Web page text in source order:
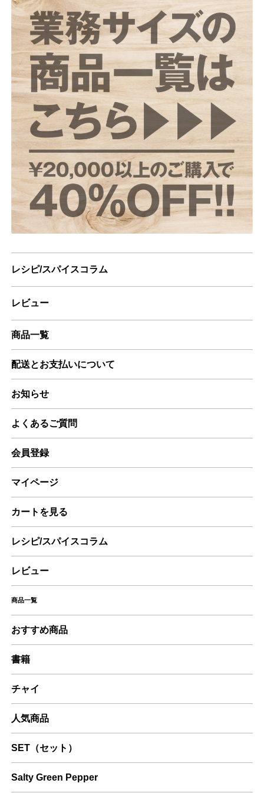
レシピ/スパイスコラム
レビュー
商品一覧
配送とお支払いについて
お知らせ
よくあるご質問
会員登録
マイページ
カートを見る
レシピ/スパイスコラム
レビュー
商品一覧
おすすめ商品
書籍
チャイ
人気商品
SET（セット）
Salty Green Pepper